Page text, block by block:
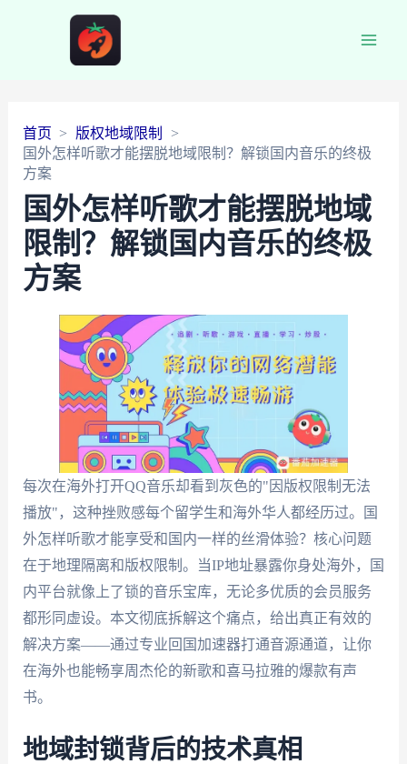
首页
版权地域限制
国外怎样听歌才能摆脱地域限制？解锁国内音乐的终极
方案
国外怎样听歌才能摆脱地域
限制？解锁国内音乐的终极
方案
每次在海外打开QQ音乐却看到灰色的"因版权限制无法
播放"，这种挫败感每个留学生和海外华人都经历过。国
外怎样听歌才能享受和国内一样的丝滑体验？核心问题
在于地理隔离和版权限制。当IP地址暴露你身处海外，国
内平台就像上了锁的音乐宝库，无论多优质的会员服务
都形同虚设。本文彻底拆解这个痛点，给出真正有效的
解决方案——通过专业回国加速器打通音源通道，让你
在海外也能畅享周杰伦的新歌和喜马拉雅的爆款有声
书。
地域封锁背后的技术真相